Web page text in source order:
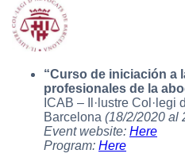
“Curso de iniciación a
profesionales de la
ICAB – Il·lustre Col·legi
Barcelona (18/2/2020 al
Event website: Here
Program: Here